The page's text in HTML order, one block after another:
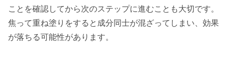
ことを確認してから次のステップに進むことも大切です。
焦って重ね塗りをすると成分同士が混ざってしまい、効果
が落ちる可能性があります。